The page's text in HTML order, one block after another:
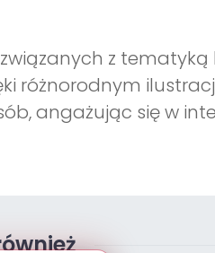
z tematyką
różnorodnym
angażując się w